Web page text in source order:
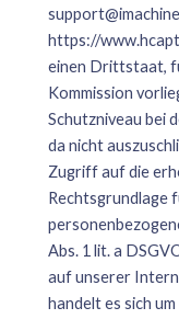
https://
einen Drittstaat,
Kommission
Schutzniveau bei
da nicht
Zugriff auf die
Rechtsgrundlage
Abs. 1 lit. a
auf unserer
handelt es sich